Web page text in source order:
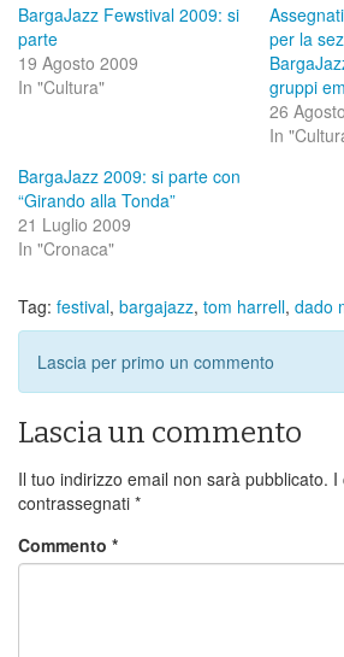
BargaJazz Fewstival 2009: si
parte
19 Agosto 2009
In "Cultura"
per la
gruppi
26
In
BargaJazz 2009: si parte con
“Girando alla Tonda”
21 Luglio 2009
In "Cronaca"
Tag: festival, bargajazz, tom harrell, dado
Lascia per primo un commento
Lascia un commento
Il tuo indirizzo email non sarà pubblicato. I
contrassegnati *
Commento *